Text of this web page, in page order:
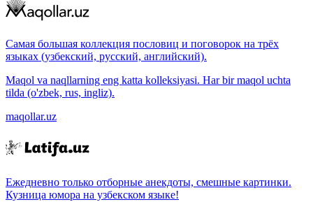
Самая большая коллекция пословиц и поговорок на трёх
языках (узбекский, русский, английский).
Maqol va naqllarning eng katta kolleksiyasi. Har bir maqol uchta
tilda (o'zbek, rus, ingliz).
maqollar.uz
Ежедневно только отборные анекдоты, смешные картинки.
Кузница юмора на узбекском языке!